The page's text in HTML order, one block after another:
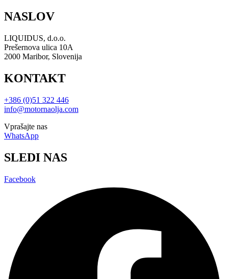
NASLOV
LIQUIDUS, d.o.o.
Prešernova ulica 10A
2000 Maribor, Slovenija
KONTAKT
+386 (0)51 322 446
info@motornaolja.com
Vprašajte nas
WhatsApp
SLEDI NAS
Facebook